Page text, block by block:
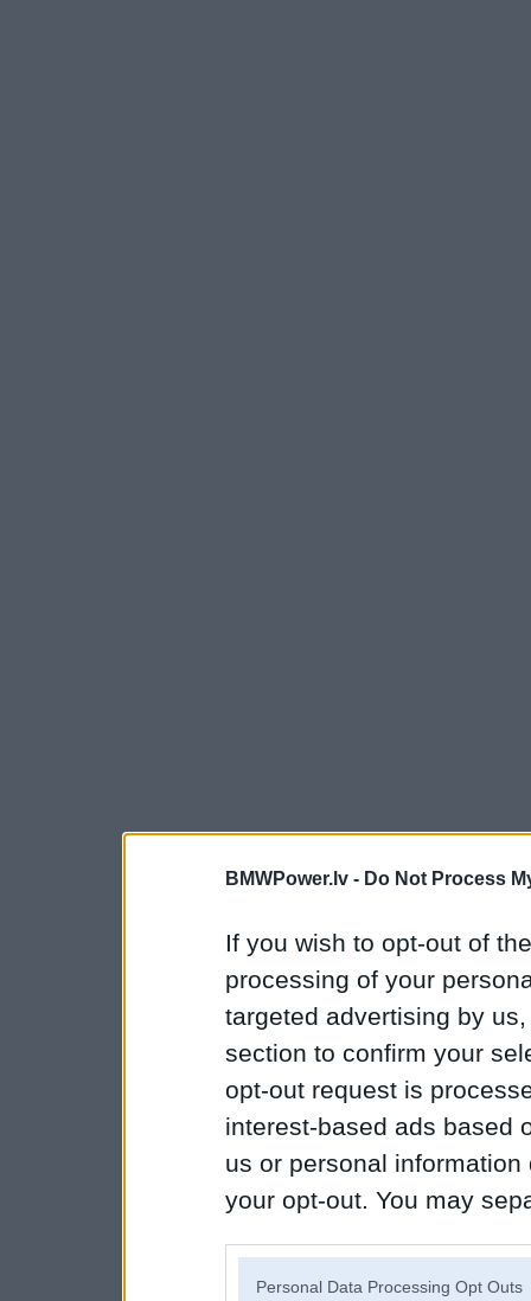
BMWPower.lv - Do Not Process
If you wish to opt-out of
processing of your
targeted advertising by
section to confirm your
opt-out request is
interest-based ads based
us or personal
your opt-out. You may
Personal Data Processing Opt Outs